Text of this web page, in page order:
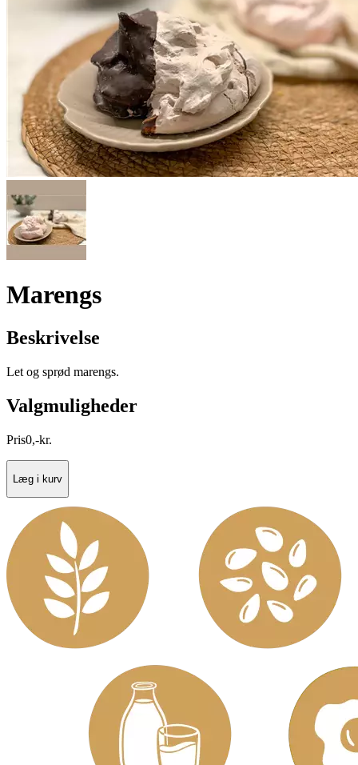
Marengs
Beskrivelse
Let og sprød marengs.
Valgmuligheder
Pris0,-kr.
Læg i kurv